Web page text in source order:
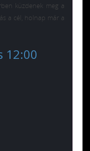
küzdenek meg a
a cél, holnap már a
12:00